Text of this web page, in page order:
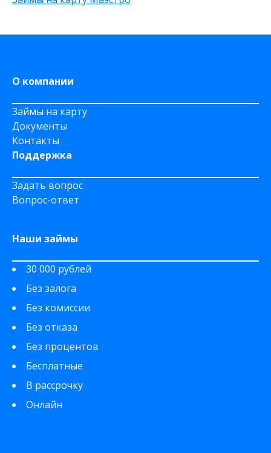
О компании
Займы на карту
Документы
Контакты
Поддержка
Задать вопрос
Вопрос-ответ
Наши займы
30 000 рублей
Без залога
Без комиссии
Без отказа
Без процентов
Бесплатные
В рассрочку
Онлайн